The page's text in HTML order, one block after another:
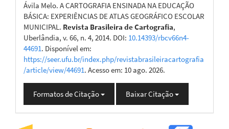
Ávila Melo. A CARTOGRAFIA ENSINADA NA EDUCAÇÃO
BÁSICA: EXPERIÊNCIAS DE ATLAS GEOGRÁFICO ESCOLAR
MUNICIPAL. Revista Brasileira de Cartografia,
Uberlândia, v. 66, n. 4, 2014. DOI: 10.14393/rbcv66n4-
44691. Disponível em:
https://seer.ufu.br/index.php/revistabrasileiracartografia
/article/view/44691. Acesso em: 10 ago. 2026.
Formatos de Citação Baixar Citação